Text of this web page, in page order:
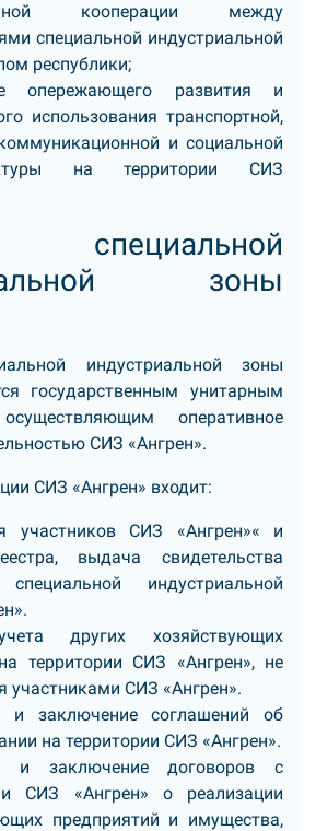
кооперации между
специальной индустриальной
республики;
опережающего развития и
использования транспортной,
и социальной
на территории СИЗ
специальной
зоны
индустриальной зоны
государственным унитарным
оперативное
СИЗ «Ангрен».
СИЗ «Ангрен» входит:
участников СИЗ «Ангрен»« и
выдача свидетельства
специальной индустриальной
других хозяйствующих
территории СИЗ «Ангрен», не
участниками СИЗ «Ангрен».
и заключение соглашений об
на территории СИЗ «Ангрен».
и заключение договоров с
СИЗ «Ангрен» о реализации
предприятий и имущества,